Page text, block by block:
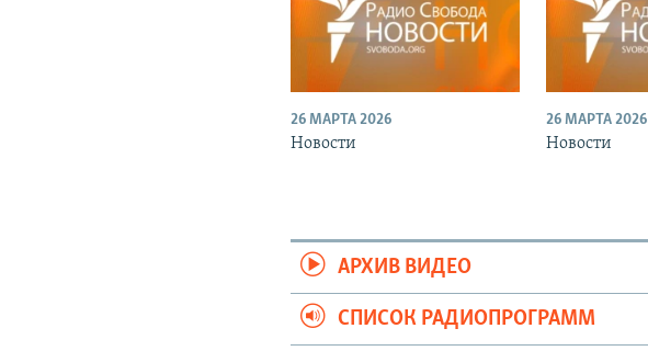
26 МАРТА 2026
Новости
26 МАРТА 2026
Новости
АРХИВ ВИДЕО
СПИСОК РАДИОПРОГРАММ